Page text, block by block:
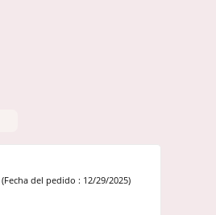
(Fecha del pedido : 12/29/2025)